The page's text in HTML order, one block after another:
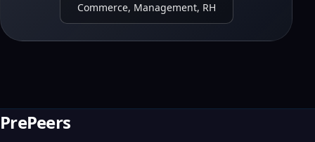
Commerce, Management, RH
PrePeers